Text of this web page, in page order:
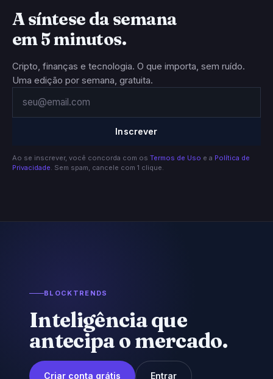
A síntese da semana
em 5 minutos.
Cripto, finanças e tecnologia. O que importa, sem ruído.
Uma edição por semana, gratuita.
Inscrever
Ao se inscrever, você concorda com os Termos de Uso e a Política de
Privacidade. Sem spam, cancele com 1 clique.
BLOCKTRENDS
Inteligência que
antecipa o mercado.
Criar conta grátis Entrar